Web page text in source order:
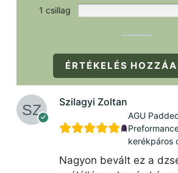
1 csillag
ÉRTÉKELÉS
Szilagyi Zoltan
AGU
kerékpáros
Nagyon bevált ez a